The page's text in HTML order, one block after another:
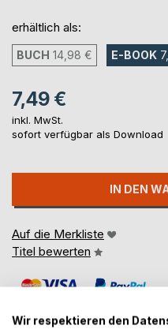
erhältlich als:
BUCH 14,98 € E-BOOK
7,49 €
inkl. MwSt.
sofort verfügbar als Download
IN DEN
Auf die Merkliste
Titel bewerten
Wir respektieren den